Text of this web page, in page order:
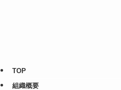
TOP
組織概要